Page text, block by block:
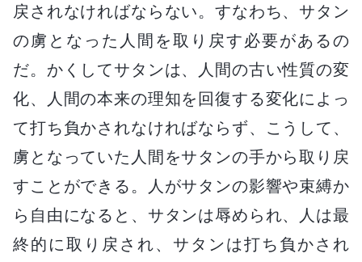
戻されなければならない。すなわち、サタン
の虜となった人間を取り戻す必要があるの
だ。かくしてサタンは、人間の古い性質の変
化、人間の本来の理知を回復する変化によっ
て打ち負かされなければならず、こうして、
虜となっていた人間をサタンの手から取り戻
すことができる。人がサタンの影響や束縛か
ら自由になると、サタンは辱められ、人は最
終的に取り戻され、サタンは打ち負かされ